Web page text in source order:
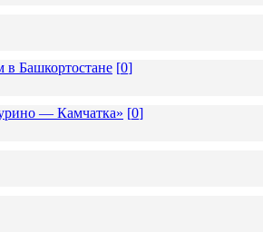
в Башкортостане [0]
— Камчатка» [0]